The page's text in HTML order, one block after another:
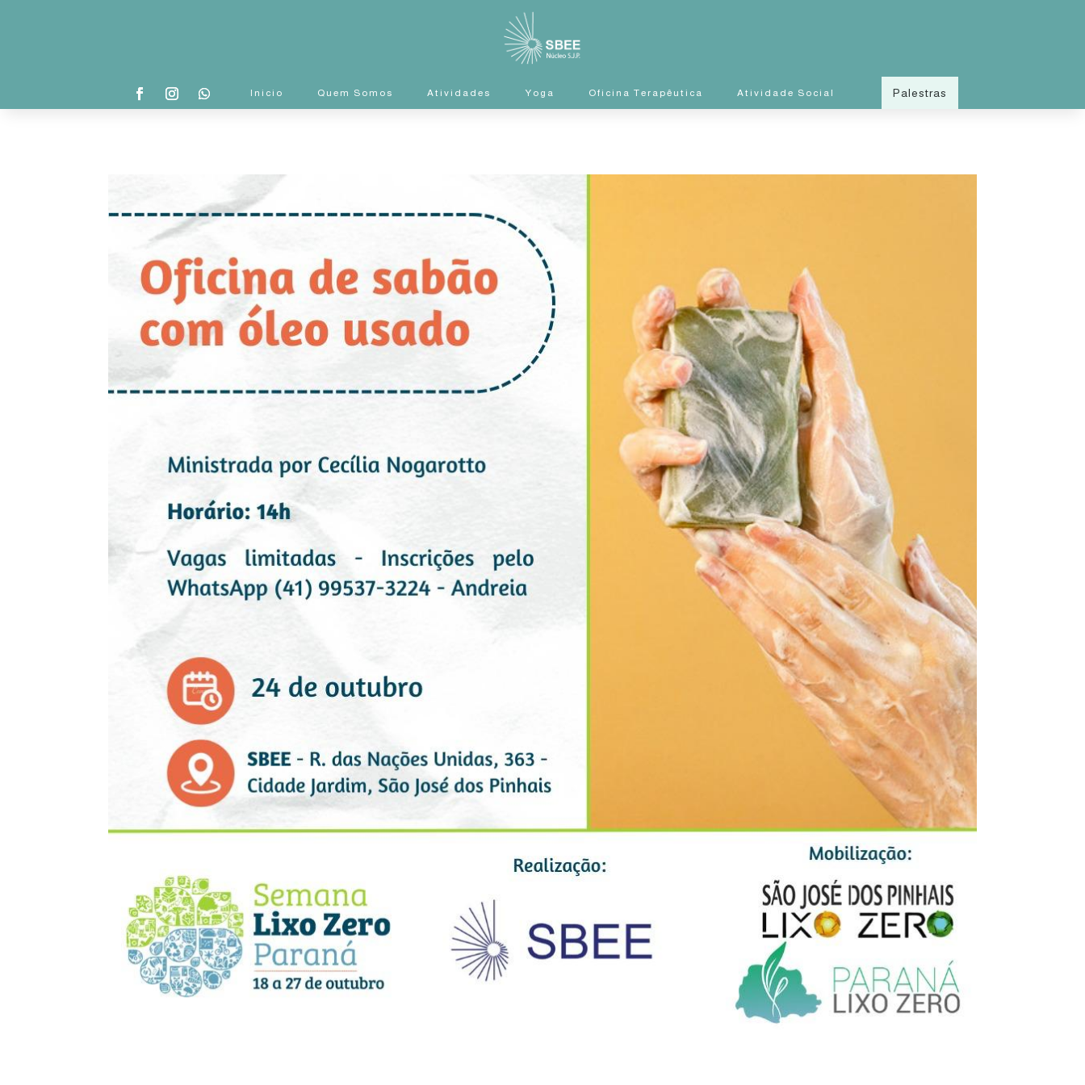
Inicio Quem Somos Atividades Yoga Oficina Terapêutica Atividade Social Palestras